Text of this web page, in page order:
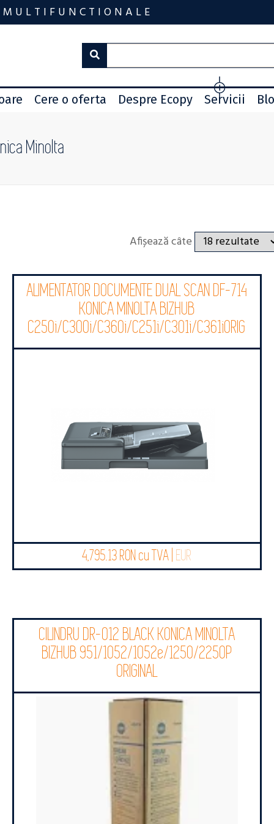
Cere o oferta Despre Ecopy Servicii
Minolta
Afișează câte
ALIMENTATOR DOCUMENTE DUAL SCAN DF-714
KONICA MINOLTA BIZHUB
C250i/C300i/C360i/C251i/C301i/C361iORIG
4,795.13 RON cu TVA | EUR
CILINDRU DR-012 BLACK KONICA MINOLTA
BIZHUB 951/1052/1052e/1250/2250P
ORIGINAL